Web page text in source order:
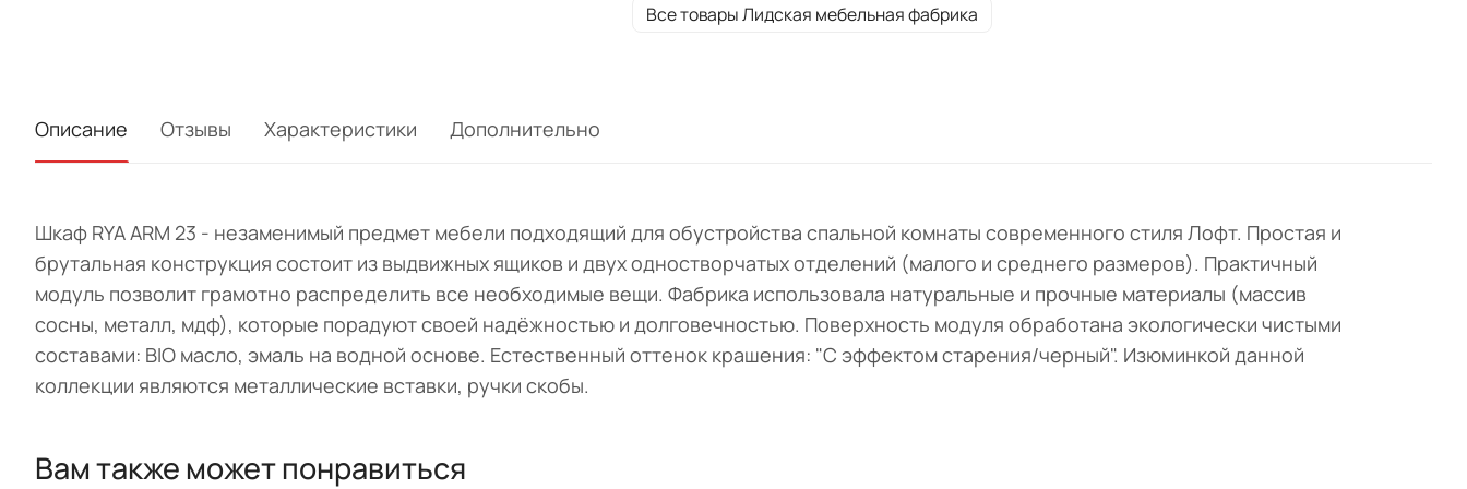
Все товары Лидская мебельная фабрика
Описание Отзывы Характеристики Дополнительно
Шкаф RYA ARM 23 - незаменимый предмет мебели подходящий для обустройства спальной комнаты современного стиля Лофт. Простая и
брутальная конструкция состоит из выдвижных ящиков и двух одностворчатых отделений (малого и среднего размеров). Практичный
модуль позволит грамотно распределить все необходимые вещи. Фабрика использовала натуральные и прочные материалы (массив
сосны, металл, мдф), которые порадуют своей надёжностью и долговечностью. Поверхность модуля обработана экологически чистыми
составами: BIO масло, эмаль на водной основе. Естественный оттенок крашения: "С эффектом старения/черный". Изюминкой данной
коллекции являются металлические вставки, ручки скобы.
Вам также может понравиться